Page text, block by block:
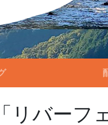
リバーフ